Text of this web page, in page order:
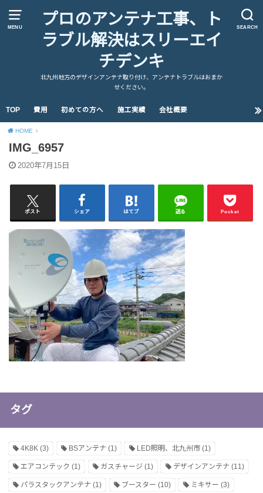
MENU SEARCH
プロのアンテナ工事、ト
ラブル解決はスリーエイ
チデンキ
北九州地方のデザインアンテナ取り付け、アンテナトラブルはおまか
せください。
TOP 費用 初めての方へ 施工実績 会社概要
HOME
IMG_6957
2020年7月15日
ポスト シェア はてブ 送る Pocket
タグ
4K8K (3) BSアンテナ(1) LED照明、北九州市(1)
エアコンテック (1) ガスチャージ (1) デザインアンテナ(11)
パラスタックアンテナ (1) ブースター (10) ミキサー (3)